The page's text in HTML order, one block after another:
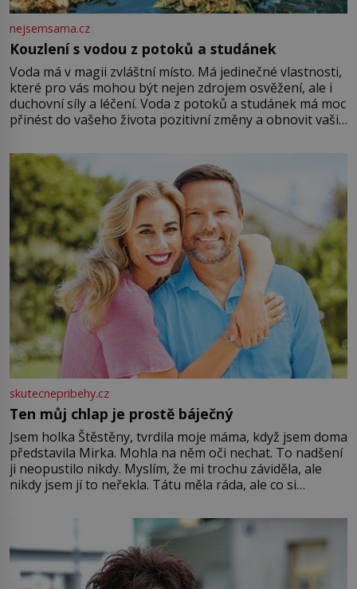
nejsemsama.cz
Kouzlení s vodou z potoků a studánek
Voda má v magii zvláštní místo. Má jedinečné vlastnosti,
které pro vás mohou být nejen zdrojem osvěžení, ale i
duchovní síly a léčení. Voda z potoků a studánek má moc
přinést do vašeho života pozitivní změny a obnovit vaši
můžete obohatit své rituály a přinést do svého života
větší harmonii a klid. Je důležité
skutecnepribehy.cz
Ten můj chlap je prostě báječný
Jsem holka Štěstěny, tvrdila moje máma, když jsem doma
představila Mirka. Mohla na něm oči nechat. To nadšení
ji neopustilo nikdy. Myslím, že mi trochu záviděla, ale
nikdy jsem jí to neřekla. Tátu měla ráda, ale co si
Jsme spolu moc rádi Tehdy byla jiná doba, když